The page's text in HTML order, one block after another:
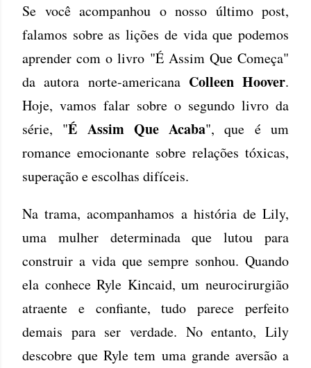
Se você acompanhou o nosso último post,
falamos sobre as lições de vida que podemos
aprender com o livro "É Assim Que Começa"
da autora norte-americana Colleen Hoover.
Hoje, vamos falar sobre o segundo livro da
série, "É Assim Que Acaba", que é um
romance emocionante sobre relações tóxicas,
superação e escolhas difíceis.
Na trama, acompanhamos a história de Lily,
uma mulher determinada que lutou para
construir a vida que sempre sonhou. Quando
ela conhece Ryle Kincaid, um neurocirurgião
atraente e confiante, tudo parece perfeito
demais para ser verdade. No entanto, Lily
descobre que Ryle tem uma grande aversão a